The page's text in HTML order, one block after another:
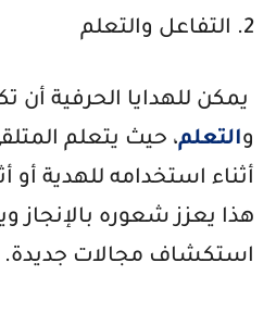
2. التفاعل والتعلم
يمكن للهدايا الحرفية أن
والتعلم، حيث يتعلم
أثناء استخدامه للهدية أو
هذا يعزز شعوره بالإنجاز
استكشاف مجالات جديدة.